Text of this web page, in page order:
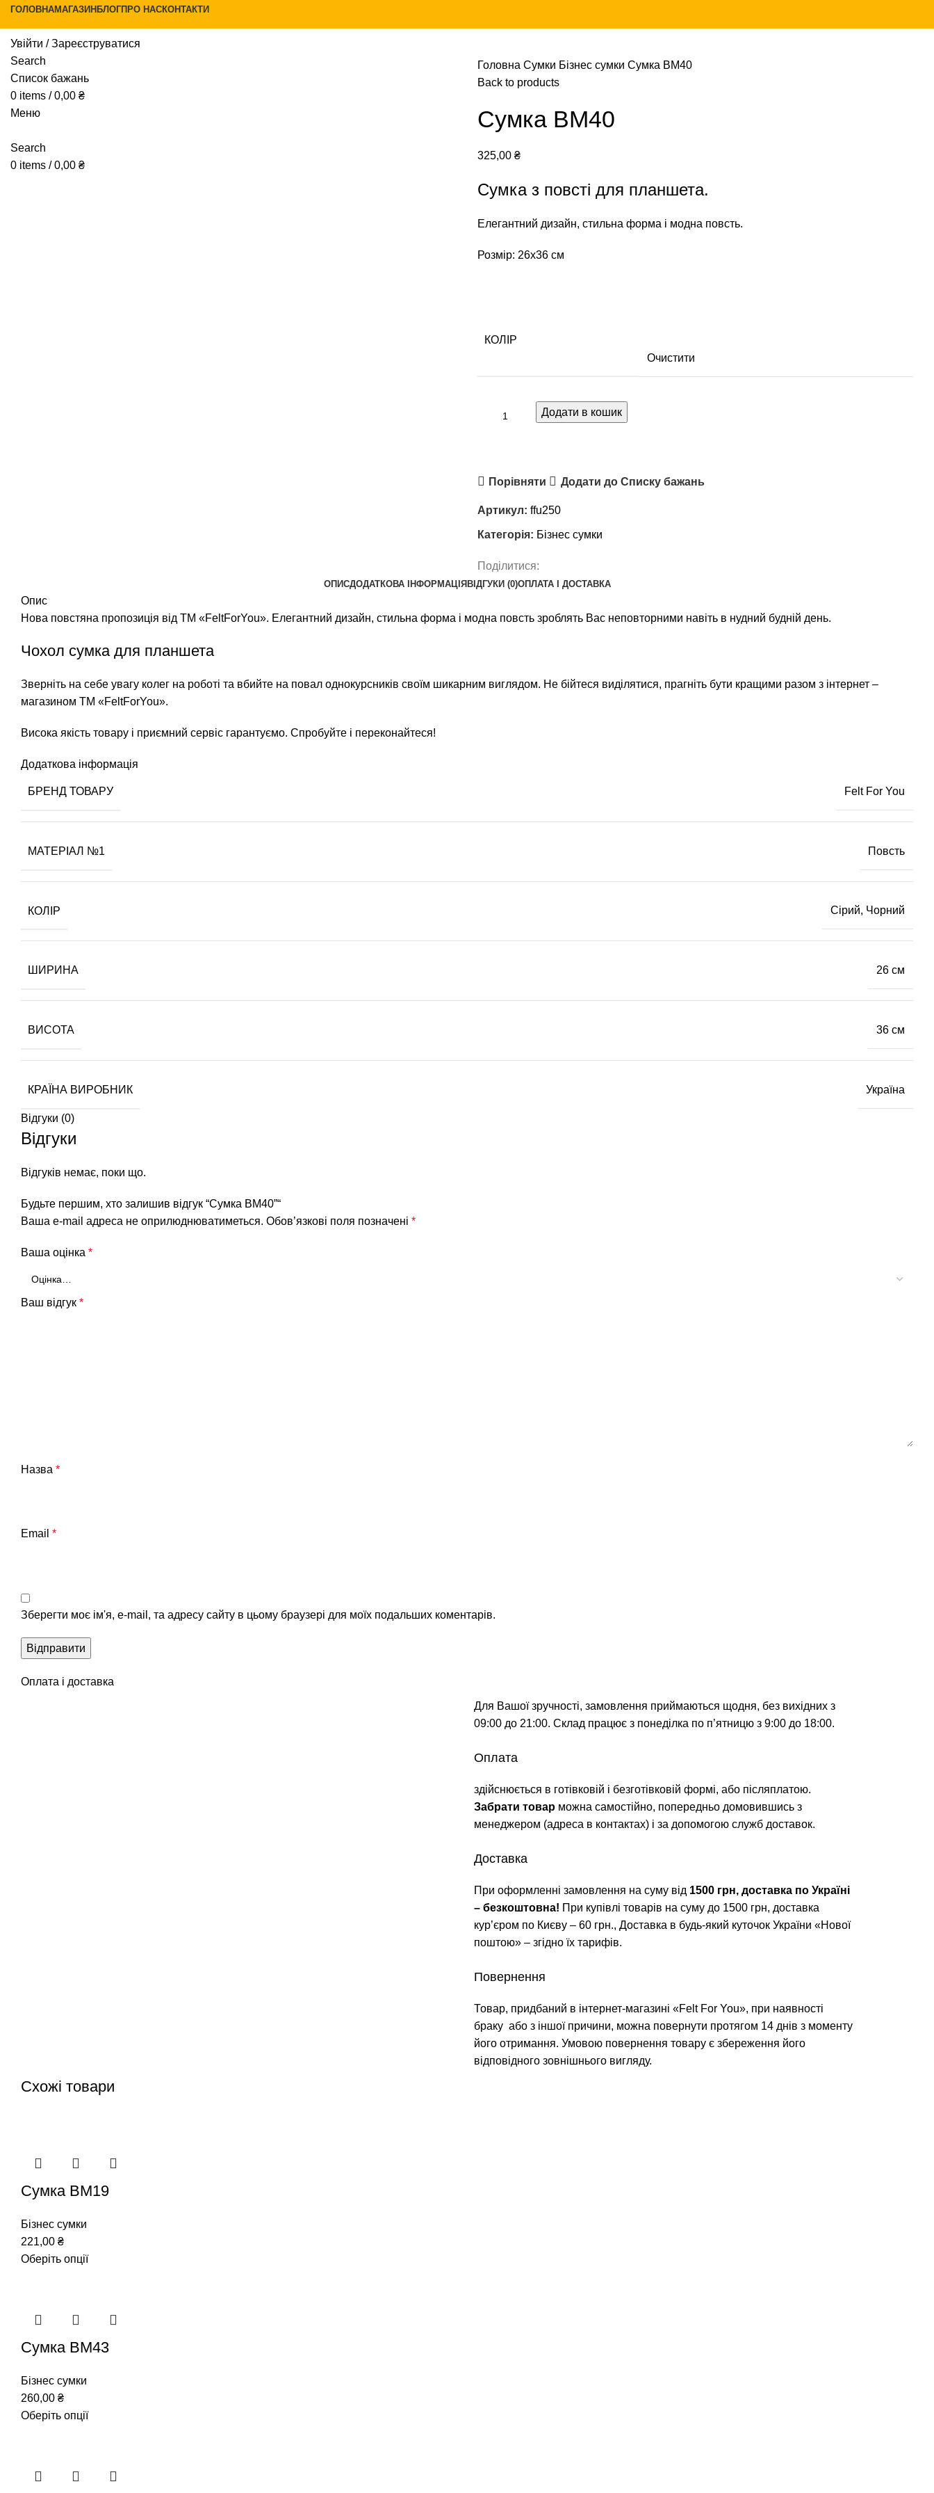
ГОЛОВНАМАГАЗИН БЛОГПРО НАСКОНТАКТИ
Увійти / Зареєструватися
Search
Список бажань
0 items / 0,00 ₴
Меню
Search
0 items / 0,00 ₴
Головна Сумки Бізнес сумки Сумка ВМ40
Back to products
Сумка ВМ40
325,00 ₴
Сумка з повсті для планшета.
Елегантний дизайн, стильна форма і модна повсть.
Розмір: 26х36 см
КОЛІР
Очистити
Додати в кошик
Порівняти Додати до Списку бажань
Артикул: ffu250
Категорія: Бізнес сумки
Поділитися:
ОПИСДОДАТКОВА ІНФОРМАЦІЯ ВІДГУКИ (0)ОПЛАТА І ДОСТАВКА
Опис
Нова повстяна пропозиція від ТМ «FeltForYou». Елегантний дизайн, стильна форма і модна повсть зроблять Вас неповторними навіть в нудний будній день.
Чохол сумка для планшета
Зверніть на себе увагу колег на роботі та вбийте на повал однокурсників своїм шикарним виглядом. Не бійтеся виділятися, прагніть бути кращими разом з інтернет –
магазином ТМ «FeltForYou».
Висока якість товару і приємний сервіс гарантуємо. Спробуйте і переконайтеся!
Додаткова інформація
БРЕНД ТОВАРУ Felt For You
МАТЕРІАЛ №1 Повсть
КОЛІР Сірий, Чорний
ШИРИНА 26 см
ВИСОТА 36 см
КРАЇНА ВИРОБНИК Україна
Відгуки (0)
Відгуки
Відгуків немає, поки що.
Будьте першим, хто залишив відгук “Сумка ВМ40”“
Ваша e-mail адреса не оприлюднюватиметься. Обов’язкові поля позначені *
Ваша оцінка *
Ваш відгук *
Назва *
Email *
Зберегти моє ім'я, e-mail, та адресу сайту в цьому браузері для моїх подальших коментарів.
Оплата і доставка
Для Вашої зручності, замовлення приймаються щодня, без вихідних з
09:00 до 21:00. Склад працює з понеділка по п’ятницю з 9:00 до 18:00.
Оплата
здійснюється в готівковій і безготівковій формі, або післяплатою.
Забрати товар можна самостійно, попередньо домовившись з
менеджером (адреса в контактах) і за допомогою служб доставок.
Доставка
При оформленні замовлення на суму від 1500 грн, доставка по Україні
– безкоштовна! При купівлі товарів на суму до 1500 грн, доставка
кур’єром по Києву – 60 грн., Доставка в будь-який куточок України «Нової
поштою» – згідно їх тарифів.
Повернення
Товар, придбаний в інтернет-магазині «Felt For You», при наявності
браку або з іншої причини, можна повернути протягом 14 днів з моменту
його отримання. Умовою повернення товару є збереження його
відповідного зовнішнього вигляду.
Схожі товари
Сумка ВМ19
Бізнес сумки
221,00 ₴
Оберіть опції
Сумка ВМ43
Бізнес сумки
260,00 ₴
Оберіть опції